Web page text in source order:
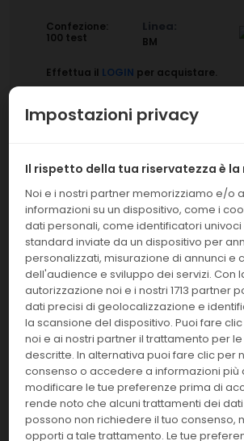
Confezione:
100 test
Linea:
BM
Effettua il LOGIN per acquistare.
V8-
HSV 1/2 REAL-TM
Confezione:
100 Test
Linea:
Effettua ilLOGINper acquistare.
V73-
50FRT
Zika Virus Real-TM
Confezione:
50 test
Linea:
BM
Effettua ilLOGINper acquistare.
V71-
JCV/BKV Virus Real-TM
Impostazioni privacy
Il rispetto della tua riservatezza è
Noi e i nostri partner memorizziamo e/o
informazioni su un dispositivo, come i
dati personali, come identificatori
standard inviate da un dispositivo per
personalizzati, misurazione di annunci e
dell'audience e sviluppo dei servizi. Con
autorizzazione noi e i nostri 1713 partner
dati precisi di geolocalizzazione e
la scansione del dispositivo. Puoi fare
noi e ai nostri partner il trattamento per
descritte. In alternativa puoi fare clic per
consenso o accedere a informazioni più
modificare le tue preferenze prima di
rende noto che alcuni trattamenti dei
possono non richiedere il tuo consenso,
opporti a tale trattamento. Le tue